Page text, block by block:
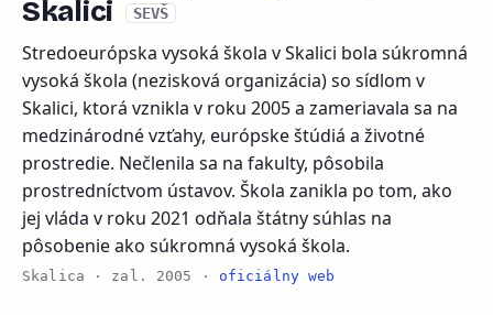
Skalici
SEVŠ
Stredoeurópska vysoká škola v Skalici bola súkromná
vysoká škola (nezisková organizácia) so sídlom v
Skalici, ktorá vznikla v roku 2005 a zameriavala sa na
medzinárodné vzťahy, európske štúdiá a životné
prostredie. Nečlenila sa na fakulty, pôsobila
prostredníctvom ústavov. Škola zanikla po tom, ako
jej vláda v roku 2021 odňala štátny súhlas na
pôsobenie ako súkromná vysoká škola.
Skalica · zal. 2005 · oficiálny web